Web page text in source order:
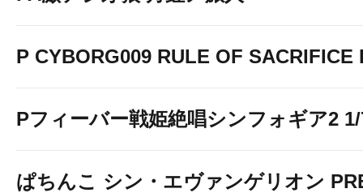
P CYBORG009 RULE OF SACRIFICE
Pフィーバー戦姫絶唱シンフォギア2
ぱちんこ シン・エヴァンゲリオン